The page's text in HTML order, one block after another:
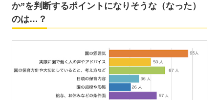
か”を判断するポイントになりそうな（なった）
のは…？